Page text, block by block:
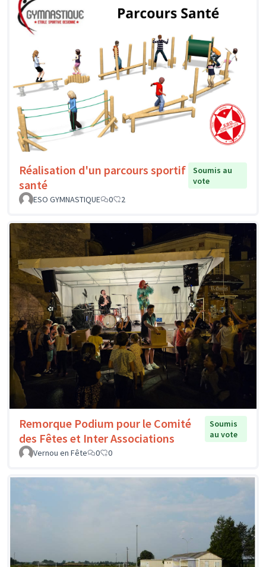
Réalisation d'un parcours sportif
santé
Soumis au
vote
ESO GYMNASTIQUE
0 2
Remorque Podium pour le Comité
des Fêtes et Inter Associations
Soumis
au vote
Vernou en Fête
0 0